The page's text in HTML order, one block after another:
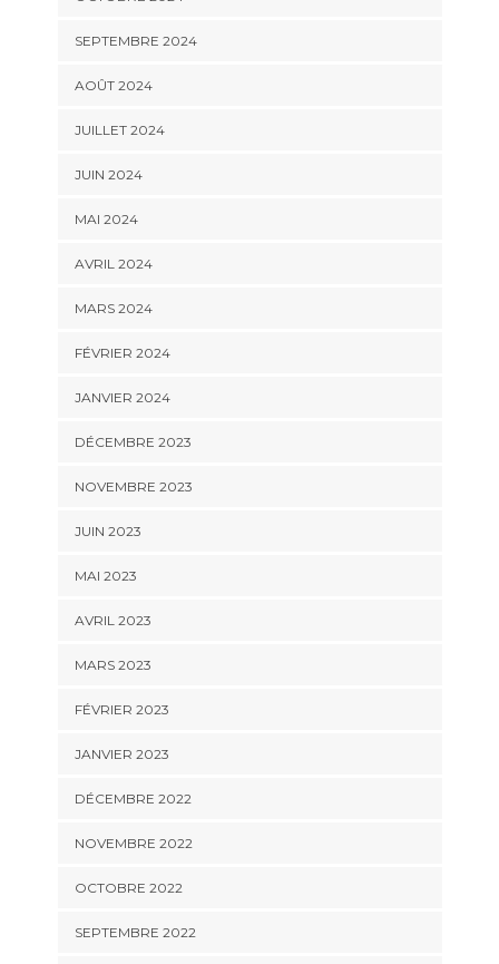
SEPTEMBRE 2024
AOÛT 2024
JUILLET 2024
JUIN 2024
MAI 2024
AVRIL 2024
MARS 2024
FÉVRIER 2024
JANVIER 2024
DÉCEMBRE 2023
NOVEMBRE 2023
JUIN 2023
MAI 2023
AVRIL 2023
MARS 2023
FÉVRIER 2023
JANVIER 2023
DÉCEMBRE 2022
NOVEMBRE 2022
OCTOBRE 2022
SEPTEMBRE 2022